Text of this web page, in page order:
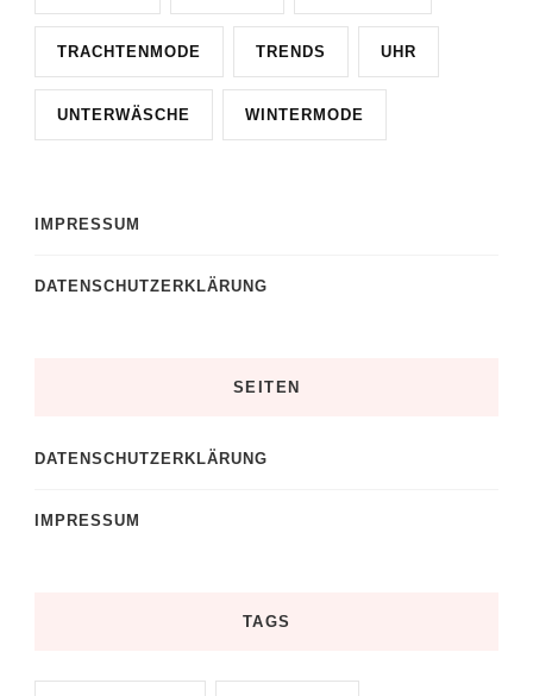
TRACHTENMODE TRENDS UHR
UNTERWÄSCHE WINTERMODE
IMPRESSUM
DATENSCHUTZERKLÄRUNG
SEITEN
DATENSCHUTZERKLÄRUNG
IMPRESSUM
TAGS